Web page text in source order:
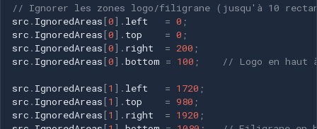
// Ignorer les zones logo/filigrane (jusqu'à 10
src . IgnoredAreas [0]. left = 0 ;
src . IgnoredAreas [0]. top = 0 ;
src . IgnoredAreas [0]. right = 200 ;
src . IgnoredAreas [0].bottom = 100 ; // Logo en haut
src . IgnoredAreas [1 ]. left = 1720 ;
src . IgnoredAreas [1 ]. top = 980 ;
src . IgnoredAreas [1 ]. right = 1920 ;